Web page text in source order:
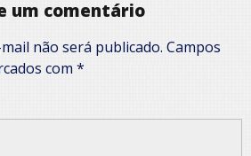
um comentário
não será publicado. Campos
com *